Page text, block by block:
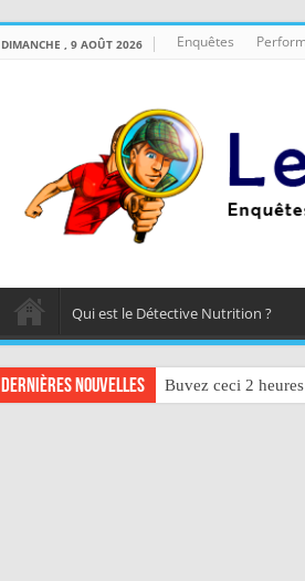
DIMANCHE , 9 AOÛT 2026 Enquêtes
Qui est le Détective Nutrition ?
Dernières nouvelles Buvez ceci 2